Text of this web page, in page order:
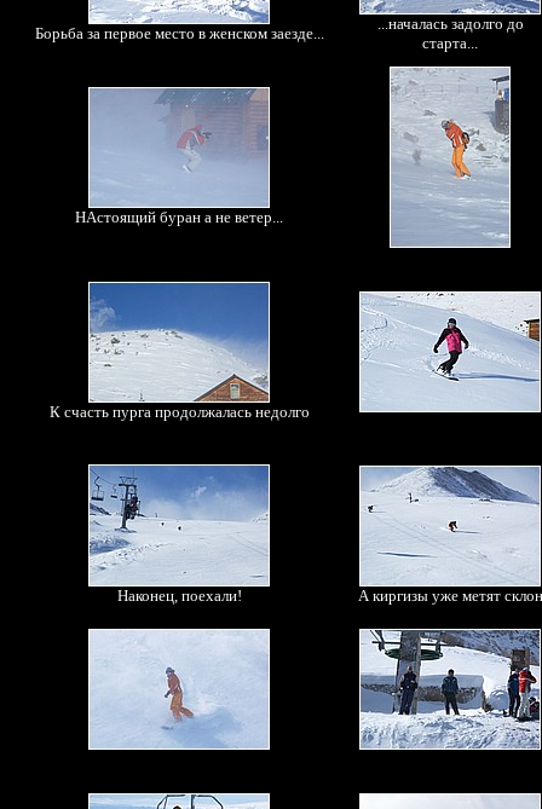
Борьба за первое место в женском заезде...
...началась задолго до
старта...
НАстоящий буран а не ветер...
К счасть пурга продолжалась недолго
Наконец, поехали! А киргизы уже метят склон